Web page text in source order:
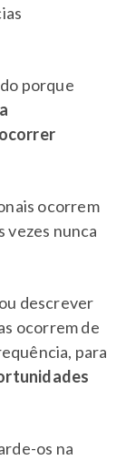
porque
ocorrem
vezes nunca
descrever
ocorrem de
para
os na